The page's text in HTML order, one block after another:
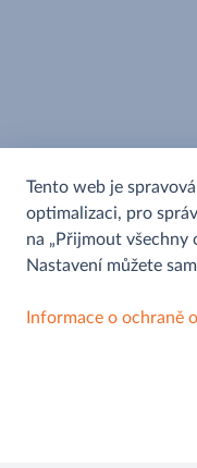
Tento web je
optimalizaci, pro
na „Přijmout všechny
Nastavení můžete
Informace o ochraně